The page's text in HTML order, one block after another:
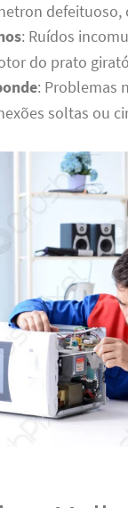
: Ruídos
do prato
: Problemas
soltas ou